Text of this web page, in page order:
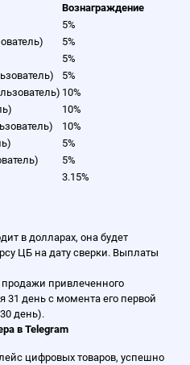
Вознаграждение
5%
5%
5%
5%
10%
10%
10%
5%
5%
3.15%
в долларах, она будет
ЦБ на дату сверки. Выплаты
привлеченного
31 день с момента его первой
день).
в Telegram
цифровых товаров, успешно